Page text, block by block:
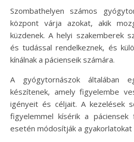
Szombathelyen számos
központ várja azokat, akik
küzdenek. A helyi szakemberek
és tudással rendelkeznek, és
kínálnak a pácienseik számára.
A gyógytornászok általában
készítenek, amely figyelembe
igényeit és céljait. A kezelések
figyelemmel kísérik a
esetén módosítják a